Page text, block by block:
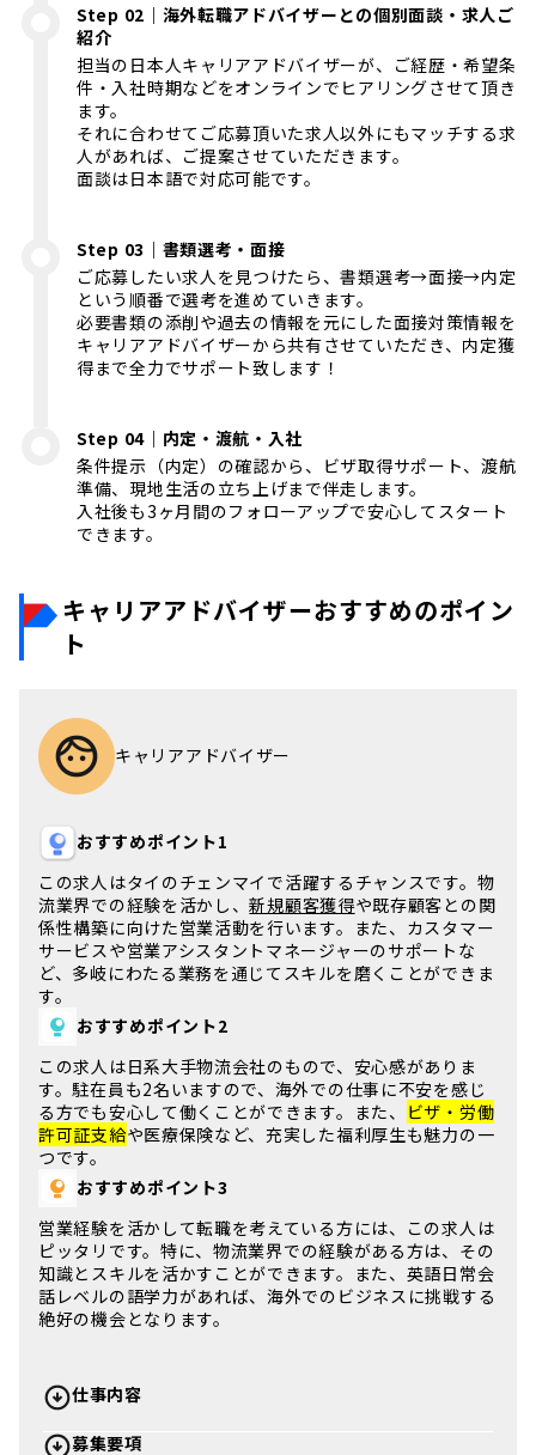
Step 02｜海外転職アドバイザーとの個別面談・求人ご
紹介
担当の日本人キャリアアドバイザーが、ご経歴・希望条
件・入社時期などをオンラインでヒアリングさせて頂き
ます。
それに合わせてご応募頂いた求人以外にもマッチする求
人があれば、ご提案させていただきます。
面談は日本語で対応可能です。
Step 03｜書類選考・面接
ご応募したい求人を見つけたら、書類選考→面接→内定
という順番で選考を進めていきます。
必要書類の添削や過去の情報を元にした面接対策情報を
キャリアアドバイザーから共有させていただき、内定獲
得まで全力でサポート致します！
Step 04｜内定・渡航・入社
条件提示（内定）の確認から、ビザ取得サポート、渡航
準備、現地生活の立ち上げまで伴走します。
入社後も3ヶ月間のフォローアップで安心してスタート
できます。
キャリアアドバイザーおすすめのポイン
ト
キャリアアドバイザー
おすすめポイント1
この求人はタイのチェンマイ で活躍するチャンスです。物
流業界での経験を活かし、新規顧客獲得や既存顧客との関
係性構築に向けた営業活動を行います。また、カスタマー
サービスや営業アシスタントマネージャーのサポートな
ど、多岐にわたる業務を通じてスキルを磨くことができま
す。
おすすめポイント2
この求人は日系大手物流会社のもので、安心感がありま
す。駐在員も2名いますので、海外での仕事に不安を感じ
る方でも安心して働くことができます。また、
ビザ・労働
許可証支給や医療保険など、充実した福利厚生も魅力の一
つです。
おすすめポイント3
営業経験を活かして転職を考えている方には、この求人は
ピッタリです。特に、 物流業界での経験がある方は、その
知識とスキルを活かすことができます。また、英語日常会
話レベルの語学力があれば、海外でのビジネスに挑戦する
絶好の機会となります。
仕事内容
募集要項